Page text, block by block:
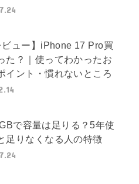
ビュー】iPhone 17 Pro買
た？｜使ってわかったお
イント・慣れないところ
で容量は足りる？5年使
足りなくなる人の特徴